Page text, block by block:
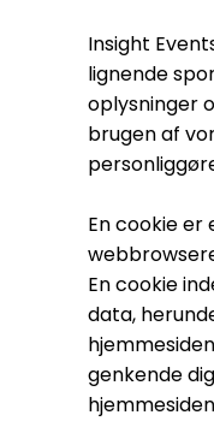
Insight
lignende
oplysninger
brugen af
En cookie
En cookie
data,
genkende